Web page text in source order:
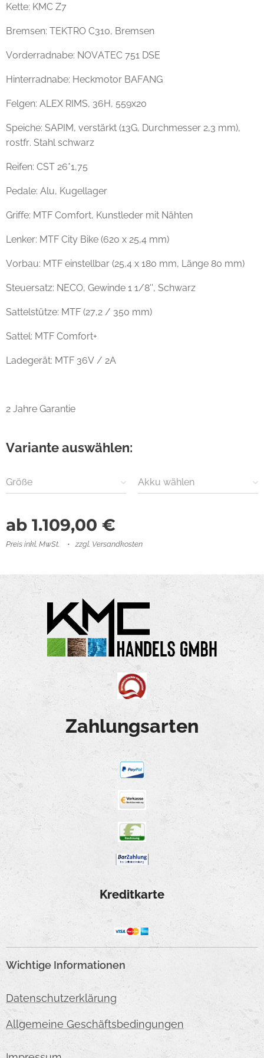
Kette: KMC Z7
Bremsen: TEKTRO C310, Bremsen
Vorderradnabe: NOVATEC 751 DSE
Hinterradnabe: Heckmotor BAFANG
Felgen: ALEX RIMS, 36H, 559x20
Speiche: SAPIM, verstärkt (13G, Durchmesser 2,3 mm),
rostfr. Stahl schwarz
Reifen: CST 26*1,75
Pedale: Alu, Kugellager
Griffe: MTF Comfort, Kunstleder mit Nähten
Lenker: MTF City Bike (620 x 25,4 mm)
Vorbau: MTF einstellbar (25,4 x 180 mm, Länge 80 mm)
Steuersatz: NECO, Gewinde 1 1/8'', Schwarz
Sattelstütze: MTF (27,2 / 350 mm)
Sattel: MTF Comfort+
Ladegerät: MTF 36V / 2A
2 Jahre Garantie
Variante auswählen:
Größe Akku wählen
ab 1.109,00 €
Preis inkl. MwSt. zzgl. Versandkosten
Zahlungsarten
Kreditkarte
Wichtige Informationen
Datenschutzerklärung
Allgemeine Geschäftsbedingungen